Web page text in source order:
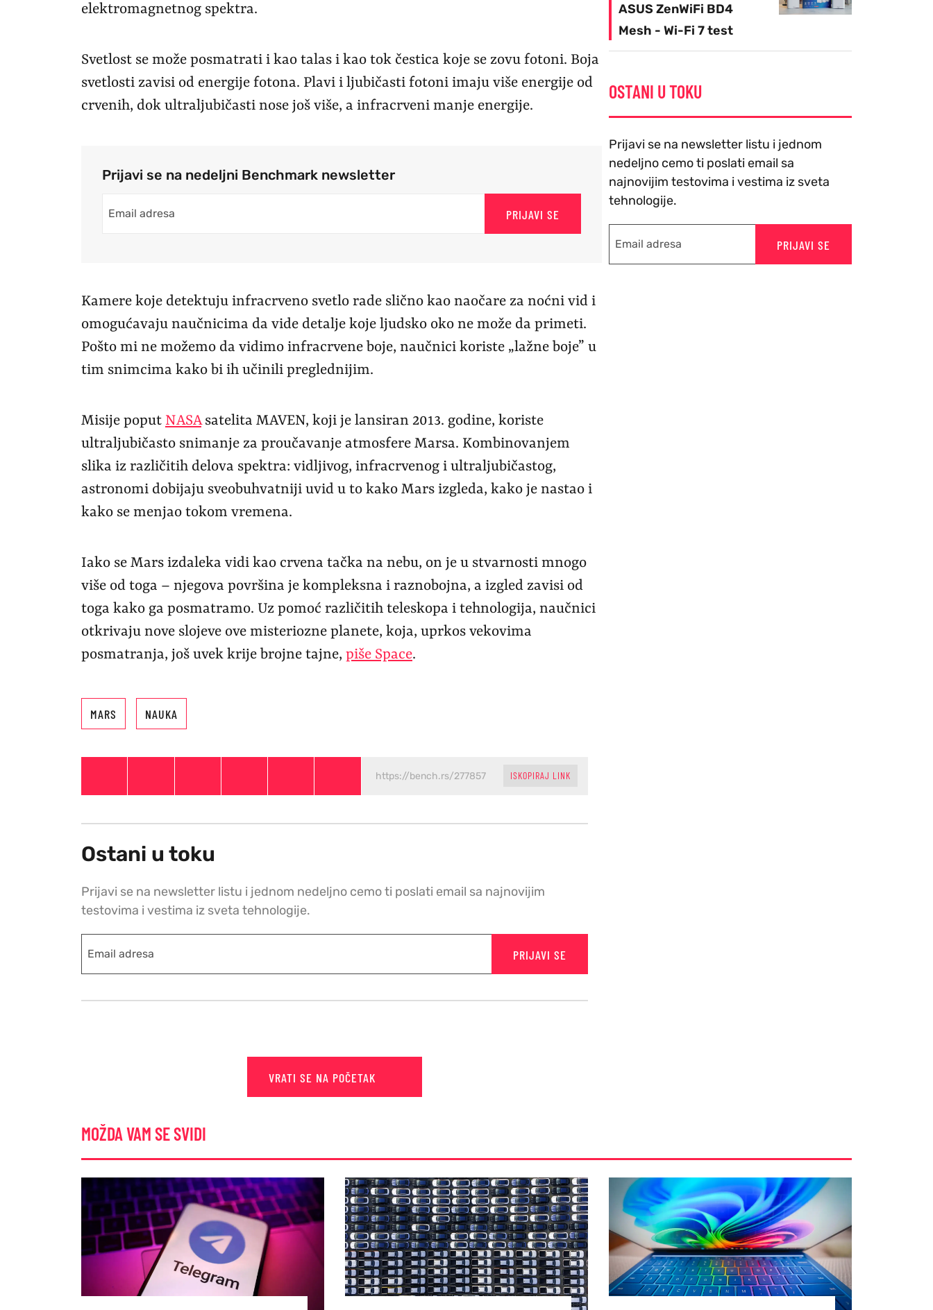
elektromagnetnog spektra.
Svetlost se može posmatrati i kao talas i kao tok čestica koje se zovu fotoni. Boja
svetlosti zavisi od energije fotona. Plavi i ljubičasti fotoni imaju više energije od
crvenih, dok ultraljubičasti nose još više, a infracrveni manje energije.
Prijavi se na nedeljni Benchmark newsletter
PRIJAVI SE
Kamere koje detektuju infracrveno svetlo rade slično kao naočare za noćni vid i
omogućavaju naučnicima da vide detalje koje ljudsko oko ne može da primeti.
Pošto mi ne možemo da vidimo infracrvene boje, naučnici koriste „lažne boje” u
tim snimcima kako bi ih učinili preglednijim.
Misije poput NASAsatelita MAVEN, koji je lansiran 2013. godine, koriste
ultraljubičasto snimanje za proučavanje atmosfere Marsa. Kombinovanjem
slika iz različitih delova spektra: vidljivog, infracrvenog i ultraljubičastog,
astronomi dobijaju sveobuhvatniji uvid u to kako Mars izgleda, kako je nastao i
kako se menjao tokom vremena.
Iako se Mars izdaleka vidi kao crvena tačka na nebu, on je u stvarnosti mnogo
više od toga – njegova površina je kompleksna i raznobojna, a izgled zavisi od
toga kako ga posmatramo. Uz pomoć različitih teleskopa i tehnologija, naučnici
otkrivaju nove slojeve ove misteriozne planete, koja, uprkos vekovima
posmatranja, još uvek krije brojne tajne, piše Space.
MARS NAUKA
ISKOPIRAJ LINK
Ostani u toku
Prijavi se na newsletter listu i jednom nedeljno cemo ti poslati email sa najnovijim
testovima i vestima iz sveta tehnologije.
PRIJAVI SE
VRATI SE NA POČETAK
ASUS ZenWiFi BD4
Mesh - Wi-Fi 7 test
OSTANI U TOKU
Prijavi se na newsletter listu i jednom
nedeljno cemo ti poslati email sa
najnovijim testovima i vestima iz sveta
tehnologije.
PRIJAVI SE
MOŽDA VAM SE SVIDI